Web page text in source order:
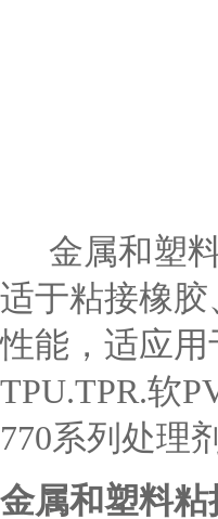
金属和塑
适于粘接橡
性能，适应
TPU.TPR.软
770系列处理
金属和塑料